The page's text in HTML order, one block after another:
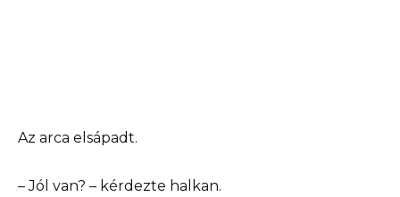
Az arca elsápadt.
– Jól van? – kérdezte halkan.